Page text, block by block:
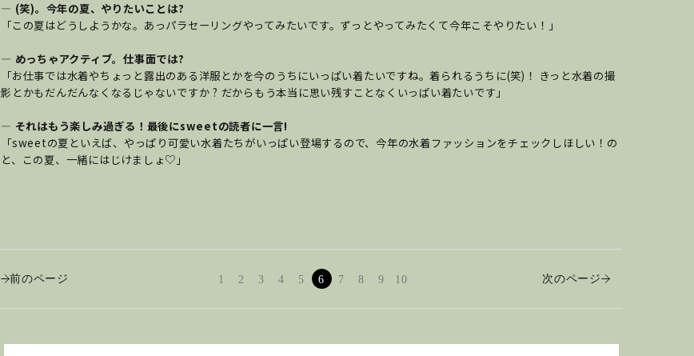
― (笑)。今年の夏、やりたいことは?
「この夏はどうしようかな。あっパラセーリングやってみたいです。ずっとやってみたくて今年こそやりたい！」
― めっちゃアクティブ。仕事面では?
「お仕事では水着やちょっと露出のある洋服とかを今のうちにいっぱい着たいですね。着られるうちに(笑)！ きっと水着の撮
影とかもだんだんなくなるじゃないですか ? だからもう本当に思い残すことなくいっぱい着たいです」
― それはもう楽しみ過ぎる！最後にsweetの読者に一言!
「sweetの夏といえば、やっぱり可愛い水着たちがいっぱい登場するので、今年の水着ファッションをチェックしほしい！の
と、この夏、一緒にはじけましょ♡」
前のページ 1 2 3 4 5 6 7 8 9 10 次のページ